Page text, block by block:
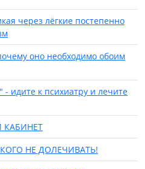
через лёгкие постепенно
оно необходимо обоим
к психиатру и лечите
НЕ ДОЛЕЧИВАТЬ!